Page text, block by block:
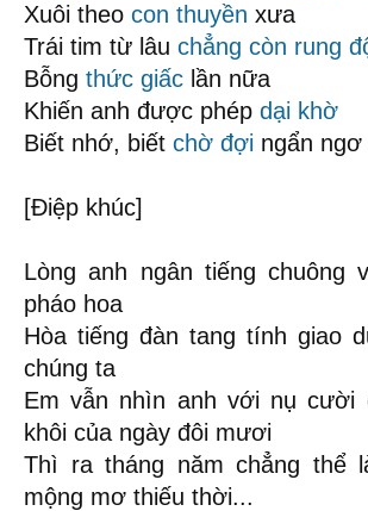
Xuôi theo con thuyền xưa
Trái tim từ lâu chẳng còn rung
Bỗng thức giấc lần nữa
Khiến anh được phép dại khờ
Biết nhớ, biết chờ đợi ngẩn
[Điệp khúc]
Lòng anh ngân tiếng chuông
pháo hoa
Hòa tiếng đàn tang tính giao
chúng ta
Em vẫn nhìn anh với nụ cười
khôi của ngày đôi mươi
Thì ra tháng năm chẳng thể
mộng mơ thiếu thời...